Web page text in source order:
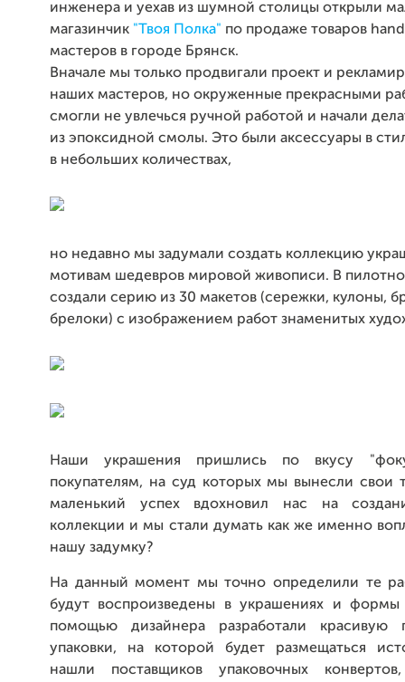
инженера и уехав из шумной столицы открыли
магазинчик "Твоя Полка" по продаже товаров
мастеров в городе Брянск.
Вначале мы только продвигали проект и
наших мастеров, но окруженные прекрасными
смогли не увлечься ручной работой и начали
из эпоксидной смолы. Это были аксессуары в
в небольших количествах,
но недавно мы задумали создать коллекцию
мотивам шедевров мировой живописи. В
создали серию из 30 макетов (сережки, кулоны,
брелоки) с изображением работ знаменитых
Наши украшения пришлись по вкусу
покупателям, на суд которых мы вынесли свои
маленький успех вдохновил нас на
коллекции и мы стали думать как же именно
нашу задумку?
На данный момент мы точно определили те
будут воспроизведены в украшениях и
помощью дизайнера разработали красивую
упаковки, на которой будет размещаться
нашли поставщиков упаковочных